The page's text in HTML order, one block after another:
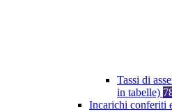
Tassi di
in tabelle)
Incarichi conferiti